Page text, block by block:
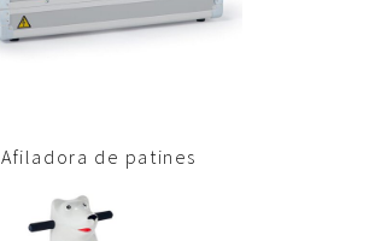
Afiladora de patines